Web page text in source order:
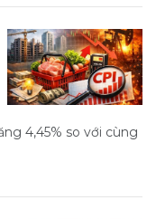
4,45% so với cùng